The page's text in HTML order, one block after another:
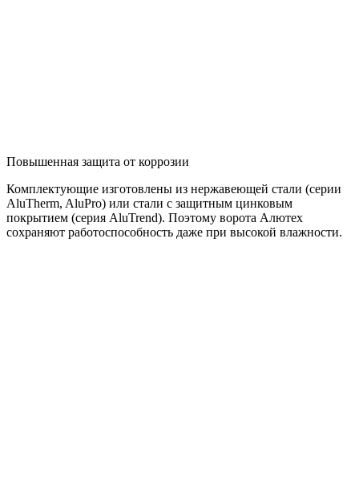
Повышенная защита от коррозии
Комплектующие изготовлены из нержавеющей стали (серии
AluTherm, AluPro) или стали с защитным цинковым
покрытием (серия AluTrend). Поэтому ворота Алютех
сохраняют работоспособность даже при высокой влажности.